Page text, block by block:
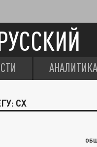
АНАЛИТИКА
СХ